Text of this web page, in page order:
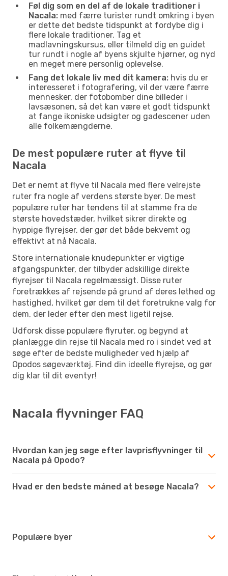
Føl dig som en del af de lokale traditioner i
Nacala: med færre turister rundt omkring i byen
er dette det bedste tidspunkt at fordybe dig i
flere lokale traditioner. Tag et
madlavningskursus, eller tilmeld dig en guidet
tur rundt i nogle af byens skjulte hjørner, og nyd
en meget mere personlig oplevelse.
Fang det lokale liv med dit kamera: hvis du er
interesseret i fotografering, vil der være færre
mennesker, der fotobomber dine billeder i
lavsæsonen, så det kan være et godt tidspunkt
at fange ikoniske udsigter og gadescener uden
alle folkemængderne.
De mest populære ruter at flyve til
Nacala
Det er nemt at flyve til Nacala med flere velrejste
ruter fra nogle af verdens største byer. De mest
populære ruter har tendens til at stamme fra de
største hovedstæder, hvilket sikrer direkte og
hyppige flyrejser, der gør det både bekvemt og
effektivt at nå Nacala.
Store internationale knudepunkter er vigtige
afgangspunkter, der tilbyder adskillige direkte
flyrejser til Nacala regelmæssigt. Disse ruter
foretrækkes af rejsende på grund af deres lethed og
hastighed, hvilket gør dem til det foretrukne valg for
dem, der leder efter den mest ligetil rejse.
Udforsk disse populære flyruter, og begynd at
planlægge din rejse til Nacala med ro i sindet ved at
søge efter de bedste muligheder ved hjælp af
Opodos søgeværktøj. Find din ideelle flyrejse, og gør
dig klar til dit eventyr!
Nacala flyvninger FAQ
Hvordan kan jeg søge efter lavprisflyvninger til
Nacala på Opodo?
Hvad er den bedste måned at besøge Nacala?
Populære byer